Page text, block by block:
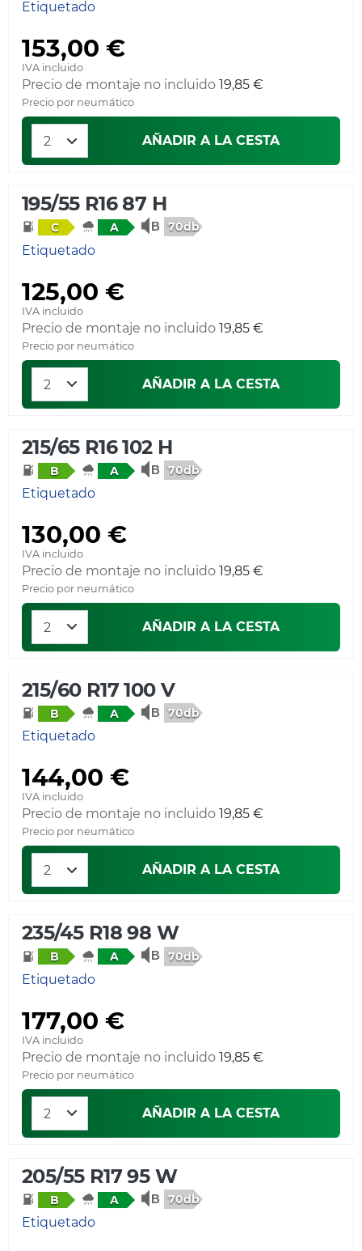
Etiquetado
153,00 €
IVA incluido
Precio de montaje no incluido 19,85 €
Precio por neumático
AÑADIR A LA CESTA
195/55 R16 87 H
C A 70db
Etiquetado
125,00 €
IVA incluido
Precio de montaje no incluido 19,85 €
Precio por neumático
AÑADIR A LA CESTA
215/65 R16 102 H
B A 70db
Etiquetado
130,00 €
IVA incluido
Precio de montaje no incluido 19,85 €
Precio por neumático
AÑADIR A LA CESTA
215/60 R17 100 V
B A 70db
Etiquetado
144,00 €
IVA incluido
Precio de montaje no incluido 19,85 €
Precio por neumático
AÑADIR A LA CESTA
235/45 R18 98 W
B A 70db
Etiquetado
177,00 €
IVA incluido
Precio de montaje no incluido 19,85 €
Precio por neumático
AÑADIR A LA CESTA
205/55 R17 95 W
B A 70db
Etiquetado